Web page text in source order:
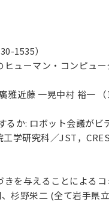
1535）
ューマン・コンピュ
近藤 一晃中村 裕一 （
るか: ロボット会議がビ
学研究科／JST，
を与えることによる
杉野栄二 (全て岩手県